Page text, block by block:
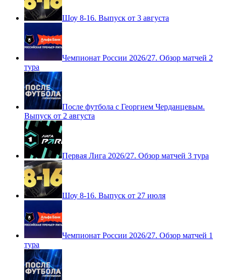
Шоу 8-16. Выпуск от 3 августа
Чемпионат России 2026/27. Обзор матчей 2
тура
После футбола с Георгием Черданцевым.
Выпуск от 2 августа
Первая Лига 2026/27. Обзор матчей 3 тура
Шоу 8-16. Выпуск от 27 июля
Чемпионат России 2026/27. Обзор матчей 1
тура